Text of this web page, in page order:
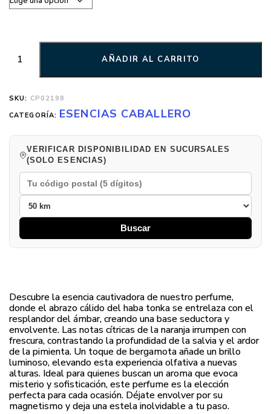
AÑADIR AL CARRITO
SKU: CP02198
CATEGORÍA: ESENCIAS CABALLERO
VERIFICAR DISPONIBILIDAD EN SUCURSALES
(SOLO ESENCIAS)
Buscar
Descubre la esencia cautivadora de nuestro perfume,
donde el abrazo cálido del haba tonka se entrelaza con el
resplandor del ámbar, creando una base seductora y
envolvente. Las notas cítricas de la naranja irrumpen con
frescura, contrastando la profundidad de la salvia y el ardor
de la pimienta. Un toque de bergamota añade un brillo
luminoso, elevando esta experiencia olfativa a nuevas
alturas. Ideal para quienes buscan un aroma que evoca
misterio y sofisticación, este perfume es la elección
perfecta para cada ocasión. Déjate envolver por su
magnetismo y deja una estela inolvidable a tu paso.